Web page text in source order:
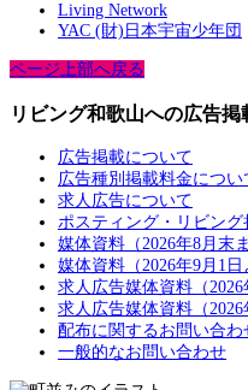
Living Network
YAC (財)日本宇宙少年団
ページ上部へ戻る
リビング和歌山への広告掲
広告掲載について
広告種別掲載料金につい
求人広告について
ポスティング・リビング
媒体資料（2026年8月末
媒体資料（2026年9月1日
求人広告媒体資料（2026
求人広告媒体資料（2026
配布に関するお問い合わ
一般的なお問い合わせ